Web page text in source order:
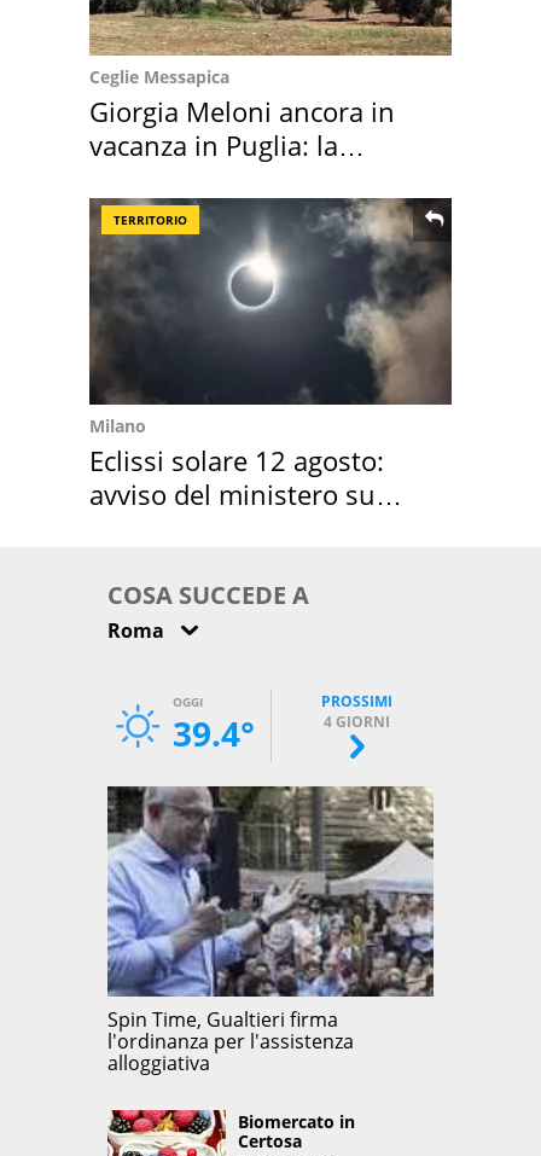
Ceglie Messapica
Giorgia Meloni ancora in
vacanza in Puglia: la
TERRITORIO
Milano
Eclissi solare 12 agosto:
avviso del ministero su